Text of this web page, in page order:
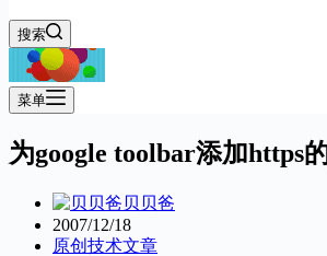
搜索
菜单
为google toolbar添加https
贝贝爸
2007/12/18
原创技术文章